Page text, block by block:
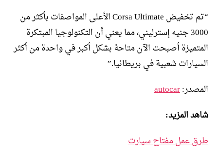
“تم تخفيض Corsa Ultimate الأعلى المواصفات بأكثر من
3000 جنيه إسترليني، مما يعني أن التكنولوجيا المبتكرة
المتميزة أصبحت الآن متاحة بشكل أكبر في واحدة من أكثر
السيارات شعبية في بريطانيا.”
المصدر:autocar
شاهد المزيد:
طرق عمل مفتاح سيارت